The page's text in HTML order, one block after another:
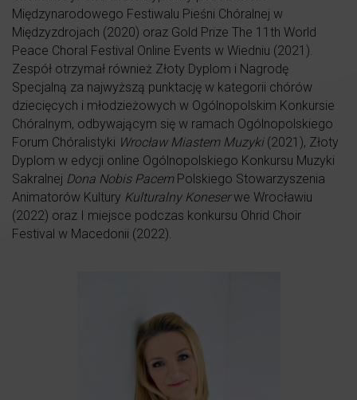
Międzynarodowego Festiwalu Pieśni Chóralnej w
Międzyzdrojach (2020) oraz Gold Prize The 11th World
Peace Choral Festival Online Events w Wiedniu (2021).
Zespół otrzymał również Złoty Dyplom i Nagrodę
Specjalną za najwyższą punktację w kategorii chórów
dziecięcych i młodzieżowych w Ogólnopolskim Konkursie
Chóralnym, odbywającym się w ramach Ogólnopolskiego
Forum Chóralistyki Wrocław Miastem Muzyki(2021), Złoty
Dyplom w edycji online Ogólnopolskiego Konkursu Muzyki
Sakralnej Dona Nobis PacemPolskiego Stowarzyszenia
Animatorów Kultury Kulturalny Koneserwe Wrocławiu
(2022) oraz I miejsce podczas konkursu Ohrid Choir
Festival w Macedonii (2022).